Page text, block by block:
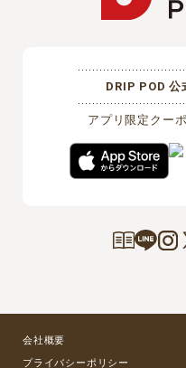
DRIP POD 公
アプリ限定クー
会社概要
プライバシーポリシー